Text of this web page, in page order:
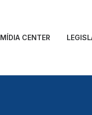
MÍDIA CENTER